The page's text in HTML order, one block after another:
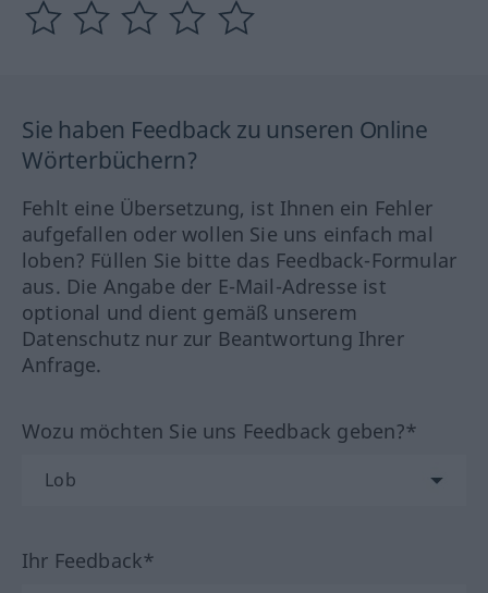
Sie haben Feedback zu unseren Online
Wörterbüchern?
Fehlt eine Übersetzung, ist Ihnen ein Fehler
aufgefallen oder wollen Sie uns einfach mal
loben? Füllen Sie bitte das Feedback-Formular
aus. Die Angabe der E-Mail-Adresse ist
optional und dient gemäß unserem
Datenschutz nur zur Beantwortung Ihrer
Anfrage.
Wozu möchten Sie uns Feedback geben?*
Ihr Feedback*